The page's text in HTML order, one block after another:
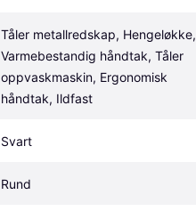
Tåler metallredskap, Hengeløkke,
Varmebestandig håndtak, Tåler
oppvaskmaskin, Ergonomisk
håndtak, Ildfast
Svart
Rund